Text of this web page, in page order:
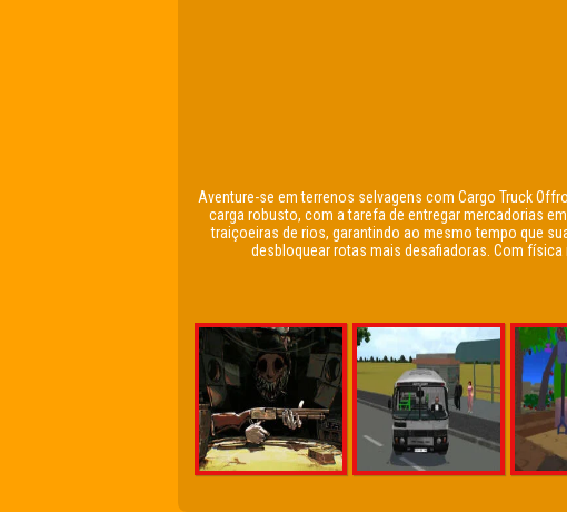
Aventure-se em terrenos selvagens com Cargo Truck
carga robusto, com a tarefa de entregar mercadorias
traiçoeiras de rios, garantindo ao mesmo tempo que
desbloquear rotas mais desafiadoras. Com